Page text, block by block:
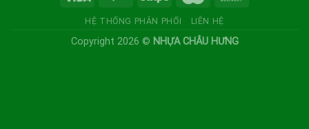
HỆ THỐNG PHÂN PHỐI LIÊN HỆ
Copyright 2026 © NHỰA CHÂU HƯNG